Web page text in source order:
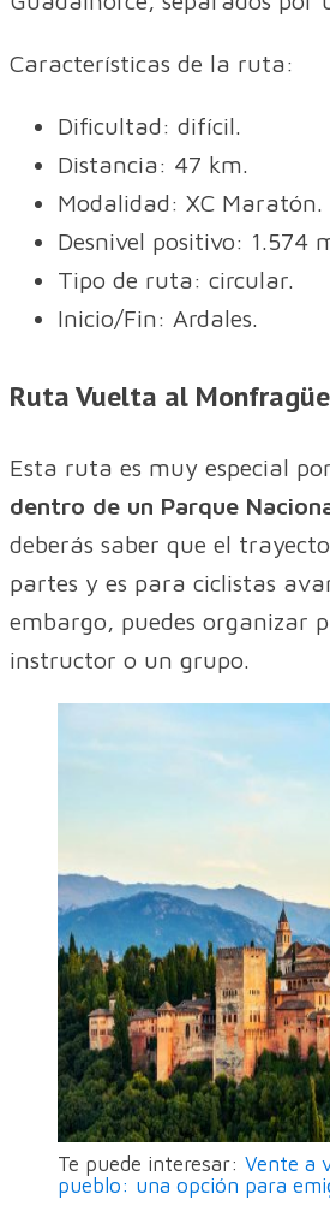
Características de la ruta:
Dificultad: difícil.
Distancia: 47 km.
Modalidad: XC Maratón.
Desnivel positivo: 1.574
Tipo de ruta: circular.
Inicio/Fin: Ardales.
Ruta Vuelta al
Esta ruta es muy especial
dentro de un Parque
deberás saber que el
partes y es para ciclistas
embargo, puedes organizar
instructor o un grupo.
Te puede interesar: Vente a
pueblo: una opción para